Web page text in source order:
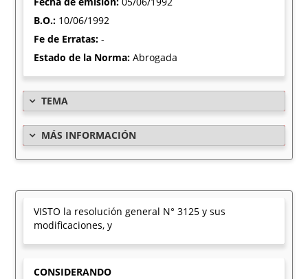
B.O.: 10/06/1992
Fe de Erratas:-
Estado de la Norma:Abrogada
TEMA
MÁS INFORMACIÓN
VISTO la resolución general N° 3125 y sus
modificaciones, y
CONSIDERANDO